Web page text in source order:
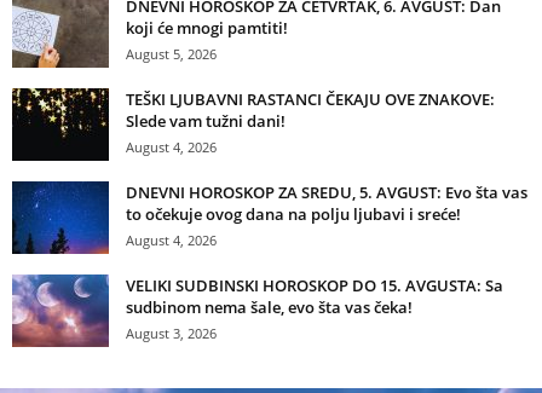
DNEVNI HOROSKOP ZA ČETVRTAK, 6. AVGUST: Dan
koji će mnogi pamtiti!
August 5, 2026
TEŠKI LJUBAVNI RASTANCI ČEKAJU OVE ZNAKOVE:
Slede vam tužni dani!
August 4, 2026
DNEVNI HOROSKOP ZA SREDU, 5. AVGUST: Evo šta vas
to očekuje ovog dana na polju ljubavi i sreće!
August 4, 2026
VELIKI SUDBINSKI HOROSKOP DO 15. AVGUSTA: Sa
sudbinom nema šale, evo šta vas čeka!
August 3, 2026